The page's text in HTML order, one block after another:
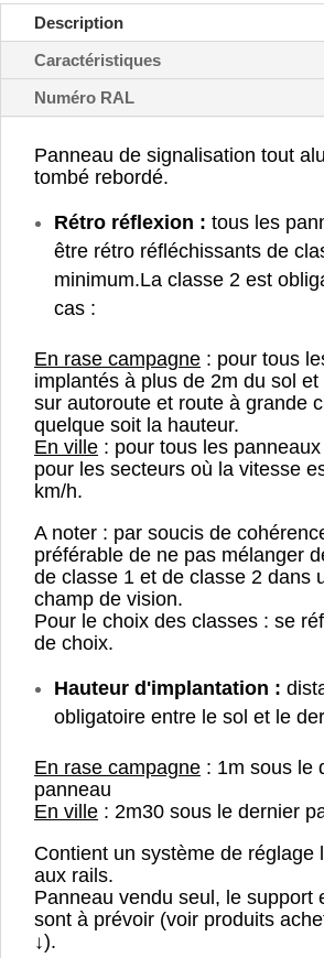
de
dépasser
B34
Description
Caractéristiques
Numéro RAL
Panneau de signalisation tout
tombé rebordé.
Rétro réflexion : tous les
être rétro réfléchissants de
minimum.La classe 2 est
cas :
En rase campagne : pour tous
implantés à plus de 2m du sol
sur autoroute et route à grande
quelque soit la hauteur.
En ville : pour tous les
pour les secteurs où la vitesse
km/h.
A noter : par soucis de
préférable de ne pas mélanger
de classe 1 et de classe 2 dans
champ de vision.
Pour le choix des classes : se
de choix.
Hauteur d'implantation :
obligatoire entre le sol et le
En rase campagne : 1m sous le
panneau
En ville : 2m30 sous le dernier
Contient un système de réglage
aux rails.
Panneau vendu seul, le support
sont à prévoir (voir produits
↓).